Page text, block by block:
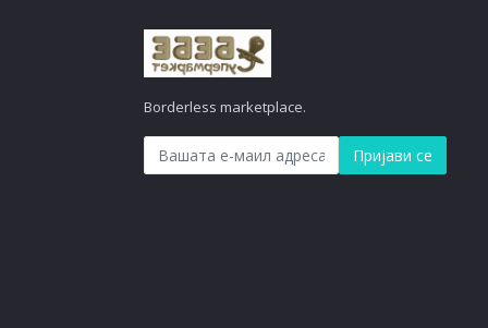
Borderless marketplace.
Пријави се